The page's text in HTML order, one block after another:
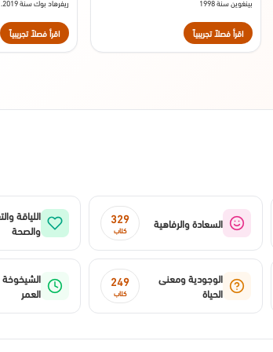
بينغوين سنة 1998
اقرأ فصلاً تجريبياً
ريفرهاد بوك سنة 2019.
اقرأ فصلاً تجريبياً
السعادة والرفاهية 329
كتاب
اللياقة
والصحة
الوجودية ومعنى
الحياة
249
كتاب
العمر